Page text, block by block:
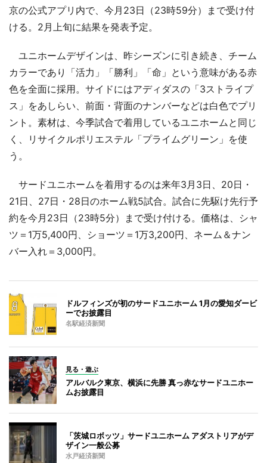
京の公式アプリ内で、今月23日（23時59分）まで受け付
ける。2月上旬に結果を発表予定。
ユニホームデザインは、昨シーズンに引き続き、チーム
カラーであり「活力」「勝利」「命」という意味がある赤
色を全面に採用。サイドにはアディダスの「3ストライプ
ス」をあしらい、前面・背面のナンバーなどは白色でプリ
ント。素材は、今季試合で着用しているユニホームと同じ
く、リサイクルポリエステル「プライムグリーン」を使
う。
サードユニホームを着用するのは来年3月3日、20日・
21日、27日・28日のホーム戦5試合。試合に先駆け先行予
約を今月23日（23時5分）まで受け付ける。価格は、シャ
ツ＝1万5,400円、ショーツ＝1万3,200円、ネーム＆ナン
バー入れ＝3,000円。
ドルフィンズが初のサードユニホーム 1月の愛知ダービ
ーでお披露目
名駅経済新聞
見る・遊ぶ
アルバルク東京、横浜に先勝 真っ赤なサードユニホー
ムお披露目
「茨城ロボッツ」サードユニホーム アダストリアがデ
ザイン一般公募
水戸経済新聞